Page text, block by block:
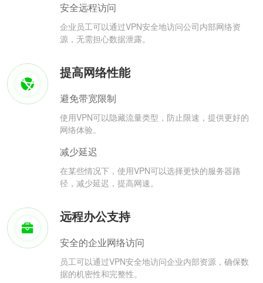
安全远程访问
企业员工可以通过VPN安全地访问公司内部网络资
源，无需担心数据泄露。
提高网络性能
避免带宽限制
使用VPN可以隐藏流量类型，防止限速，提供更好的
网络体验。
减少延迟
在某些情况下，使用VPN可以选择更快的服务器路
径，减少延迟，提高网速。
远程办公支持
安全的企业网络访问
员工可以通过VPN安全地访问企业内部资源，确保数
据的机密性和完整性。